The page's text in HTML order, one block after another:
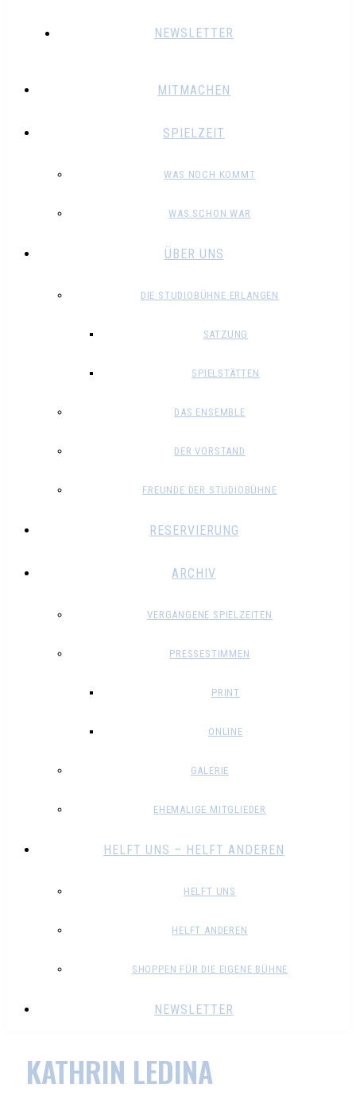
NEWSLETTER
MITMACHEN
SPIELZEIT
WAS NOCH KOMMT
WAS SCHON WAR
ÜBER UNS
DIE STUDIOBÜHNE ERLANGEN
SATZUNG
SPIELSTÄTTEN
DAS ENSEMBLE
DER VORSTAND
FREUNDE DER STUDIOBÜHNE
RESERVIERUNG
ARCHIV
VERGANGENE SPIELZEITEN
PRESSESTIMMEN
PRINT
ONLINE
GALERIE
EHEMALIGE MITGLIEDER
HELFT UNS – HELFT ANDEREN
HELFT UNS
HELFT ANDEREN
SHOPPEN FÜR DIE EIGENE BÜHNE
NEWSLETTER
KATHRIN LEDINA